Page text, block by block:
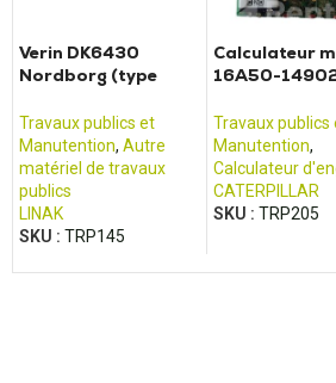
Verin DK6430
Nordborg (type
Travaux publics et
Manutention, Autre
matériel de travaux
publics
LINAK
SKU : TRP145
Calculateur
16A50-
CATERPILLAR
Travaux publics
Manutention,
Calculateur
CATERPILLAR
SKU : TRP205